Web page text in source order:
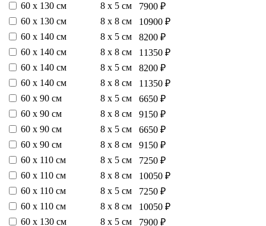
60 х 130 см
8 х 5 см
7900 ₽
60 х 130 см
8 х 8 см
10900 ₽
60 х 140 см
8 х 5 см
8200 ₽
60 х 140 см
8 х 8 см
11350 ₽
60 х 140 см
8 х 5 см
8200 ₽
60 х 140 см
8 х 8 см
11350 ₽
60 х 90 см
8 х 5 см
6650 ₽
60 х 90 см
8 х 8 см
9150 ₽
60 х 90 см
8 х 5 см
6650 ₽
60 х 90 см
8 х 8 см
9150 ₽
60 х 110 см
8 х 5 см
7250 ₽
60 х 110 см
8 х 8 см
10050 ₽
60 х 110 см
8 х 5 см
7250 ₽
60 х 110 см
8 х 8 см
10050 ₽
60 х 130 см
8 х 5 см 7900 ₽